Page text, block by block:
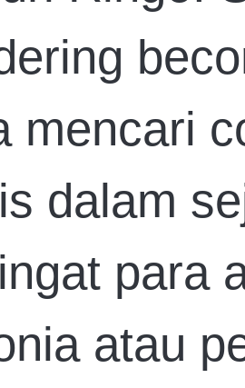
mencari
dalam
para
atau